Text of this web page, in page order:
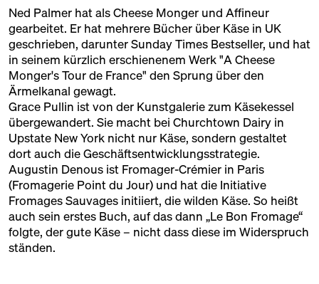
Ned Palmer hat als Cheese Monger und Affineur
gearbeitet. Er hat mehrere Bücher über Käse in UK
geschrieben, darunter Sunday Times Bestseller, und hat
in seinem kürzlich erschienenem Werk "A Cheese
Monger's Tour de France" den Sprung über den
Ärmelkanal gewagt.
Grace Pullin ist von der Kunstgalerie zum Käsekessel
übergewandert. Sie macht bei Churchtown Dairy in
Upstate New York nicht nur Käse, sondern gestaltet
dort auch die Geschäftsentwicklungsstrategie.
Augustin Denous ist Fromager-Crémier in Paris
(Fromagerie Point du Jour) und hat die Initiative
Fromages Sauvages initiiert, die wilden Käse. So heißt
auch sein erstes Buch, auf das dann „Le Bon Fromage“
folgte, der gute Käse – nicht dass diese im Widerspruch
ständen.
16:00 – 17:30 Die wunderbare Vielfalt der
Hartkäse und Weine vom Vulkan
SOLD OUT
mit Ursula Heinzelmann
Hinter Heidenpeters Ticket
SONNTAG
03.11.24
11:00 – 18:00 Der große Käsemarkt
Markthalle Neun Ticket 5€
11:00 – 18:00 Exponat Käse: Rinde
Ausstellung
11:30 – 12:00 Klartext Käse: Schimmel
Mehr davon!